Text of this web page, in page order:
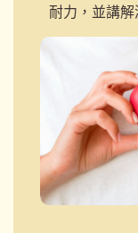
耐力，並講解